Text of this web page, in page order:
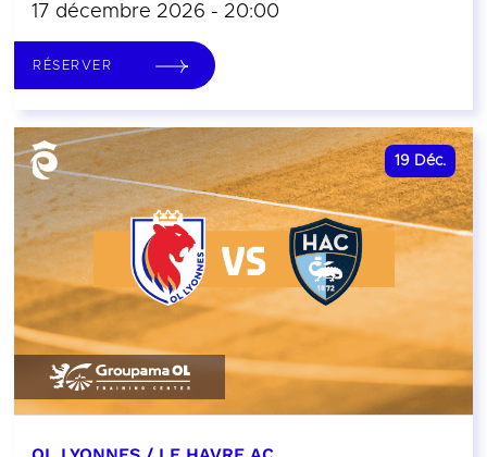
17 décembre 2026 - 20:00
RÉSERVER
19 Déc.